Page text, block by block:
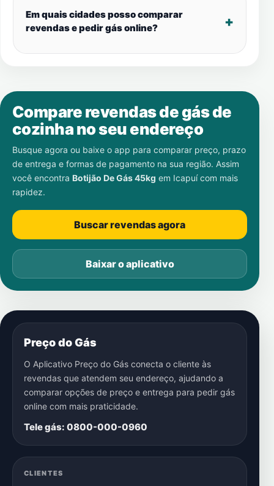
Em quais cidades posso comparar
revendas e pedir gás online?
Compare revendas de gás de
cozinha no seu endereço
Busque agora ou baixe o app para comparar preço, prazo
de entrega e formas de pagamento na sua região. Assim
você encontra Botijão De Gás 45kg em Icapuícom mais
rapidez.
Buscar revendas agora
Baixar o aplicativo
Preço do Gás
O Aplicativo Preço do Gás conecta o cliente às
revendas que atendem seu endereço, ajudando a
comparar opções de preço e entrega para pedir gás
online com mais praticidade.
Tele gás: 0800-000-0960
CLIENTES